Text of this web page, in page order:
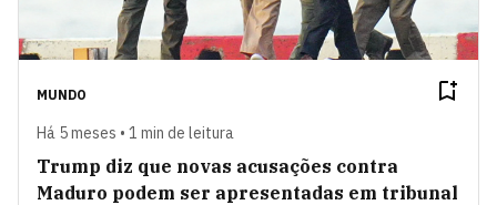
MUNDO
Há 5 meses • 1 min de leitura
Trump diz que novas acusações contra
Maduro podem ser apresentadas em tribunal